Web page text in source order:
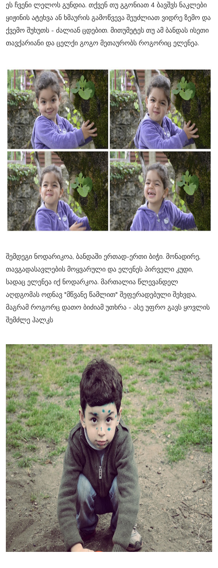
ეს ჩვენი ლელოს გუნდია. თქვენ თუ გგონიათ 4 ბავშვს ნაკლები
ყიჟინის ატეხვა ან ხმაურის გამოწვევა შეუძლიათ ვიდრე ზემო და
ქვემო შუხუთს - ძალიან ცდებით. მითუმეტეს თუ ამ ბანდას ისეთი
თავქარიანი და ცელქი გოგო მეთაურობს როგორიც ელენეა.
შემდეგი ნოდარიკოა, ბანდაში ერთად-ერთი ბიჭი. მონადირე,
თავგადასავლების მოყვარული და ელენეს პირველი კუდი,
სადაც ელენეა იქ ნოდარკოა. მართალია წლევანდელ
აღდგომას ოდნავ "მწვანე წამლით" შეფერადებული შეხვდა,
მაგრამ როგორც დათო ბიძიამ უთხრა - ასე უფრო გავს ყოვლის
შემძლე ჰალკს